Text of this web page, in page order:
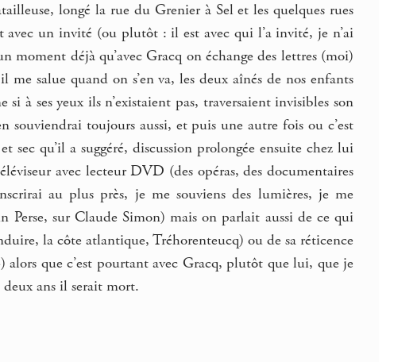
longé la rue du Grenier à Sel et les quelques rues
avec un invité (ou plutôt : il est avec qui l’a invité, je n’ai
moment déjà qu’avec Gracq on échange des lettres (moi)
salue quand on s’en va, les deux aînés de nos enfants
à ses yeux ils n’existaient pas, traversaient invisibles son
toujours aussi, et puis une autre fois ou c’est
qu’il a suggéré, discussion prolongée ensuite chez lui
avec lecteur DVD (des opéras, des documentaires
au plus près, je me souviens des lumières, je me
Perse, sur Claude Simon) mais on parlait aussi de ce qui
la côte atlantique, Tréhorenteucq) ou de sa réticence
alors que c’est pourtant avec Gracq, plutôt que lui, que je
ans il serait mort.